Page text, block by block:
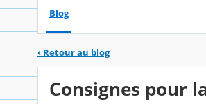
Blog
‹ Retour au blog
Consignes pour